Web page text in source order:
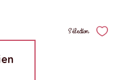
Sélection